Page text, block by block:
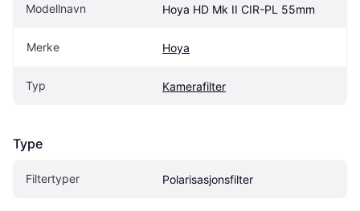
Modellnavn Hoya HD Mk II CIR-PL 55mm
Merke Hoya
Typ Kamerafilter
Type
Filtertyper Polarisasjonsfilter